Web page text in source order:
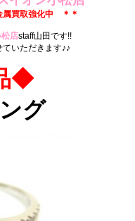
属買取強化中 ＊＊
店staff山田です!!
いただきます♪♪
◆
グ